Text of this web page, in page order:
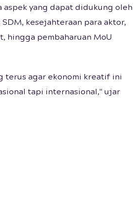
yang dapat didukung oleh
kesejahteraan para aktor,
hingga pembaharuan MoU
terus agar ekonomi kreatif ini
tapi internasional," ujar